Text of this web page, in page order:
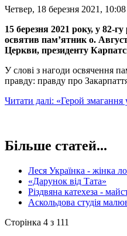
Четвер, 18 березня 2021, 10:08
15 березня 2021 року, у 82-
освятив пам’ятник о.
Церкви, президенту
У слові з нагоди освячення
правду: правду про
Читати далі: «Герой
Більше статей...
Леся Українка - жінка
«Дарунок від Тата»
Різдвяна катехеза -
Аскольдова студія
Сторінка 4 з 111